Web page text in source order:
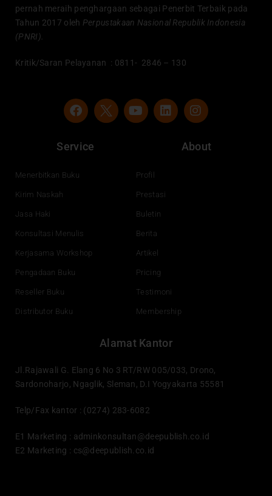
pernah meraih penghargaan sebagai Penerbit Terbaik pada
Tahun 2017 oleh Perpustakaan Nasional Republik Indonesia
(PNRI).
Kritik/Saran Pelayanan : 0811- 2846 – 130
F
a
e
b
o
Y
o
e
L
i
n
I
n
a
Service
Menerbitkan Buku
Kirim Naskah
Jasa Haki
Konsultasi Menulis
Kerjasama Workshop
Pengadaan Buku
Reseller Buku
Distributor Buku
About
Profil
Prestasi
Buletin
Berita
Artikel
Pricing
Testimoni
Membership
Alamat Kantor
Jl.Rajawali G. Elang 6 No 3 RT/RW 005/033, Drono,
Sardonoharjo, Ngaglik, Sleman, D.I Yogyakarta 55581
Telp/Fax kantor : (0274) 283-6082
E1 Marketing : adminkonsultan@deepublish.co.id
E2 Marketing : cs@deepublish.co.id